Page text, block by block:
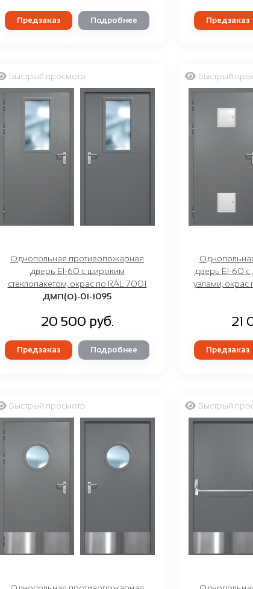
Предзаказ Подробнее Предзаказ
Быстрый просмотр
Однопольная противопожарная
дверь EI-60 с широким
стеклопакетом, окрас по RAL 7001
ДМП(О)-01-1095
20 500 руб.
Предзаказ Подробнее
Быстрый
дверь EI-60
узлами, окрас
21
Предзаказ
Быстрый просмотр Быстрый